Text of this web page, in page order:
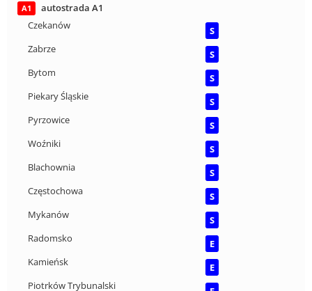
A1
autostrada A1
Czekanów
S
Zabrze
S
Bytom
S
Piekary Śląskie
S
Pyrzowice
S
Woźniki
S
Blachownia
S
Częstochowa
S
Mykanów
S
Radomsko
E
Kamieńsk
E
Piotrków Trybunalski